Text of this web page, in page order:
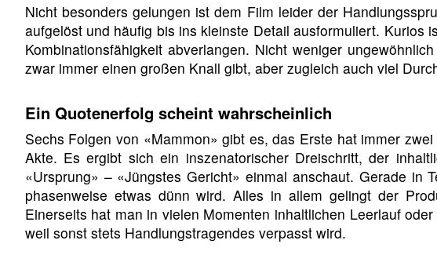
Nicht besonders gelungen ist dem Film leider der
aufgelöst und häufig bis ins kleinste Detail ausformuliert. Kurios
Kombinationsfähigkeit abverlangen. Nicht weniger
zwar immer einen großen Knall gibt, aber zugleich auch viel
Ein Quotenerfolg scheint wahrscheinlich
Sechs Folgen von «Mammon» gibt es, das Erste hat immer
Akte. Es ergibt sich ein inszenatorischer Dreischritt, der
«Ursprung» – «Jüngstes Gericht» einmal anschaut. Gerade in
phasenweise etwas dünn wird. Alles in allem gelingt der
Einerseits hat man in vielen Momenten inhaltlichen Leerlauf
weil sonst stets Handlungstragendes verpasst wird.